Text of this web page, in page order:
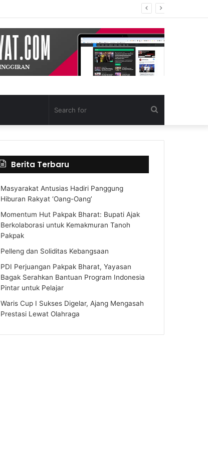
for
Berita Terbaru
Masyarakat Antusias Hadiri Panggung
Hiburan Rakyat ‘Oang-Oang’
Momentum Hut Pakpak Bharat: Bupati Ajak
Berkolaborasi untuk Kemakmuran Tanoh
Pakpak
Pelleng dan Soliditas Kebangsaan
PDI Perjuangan Pakpak Bharat, Yayasan
Bagak Serahkan Bantuan Program Indonesia
Pintar untuk Pelajar
Waris Cup I Sukses Digelar, Ajang Mengasah
Prestasi Lewat Olahraga